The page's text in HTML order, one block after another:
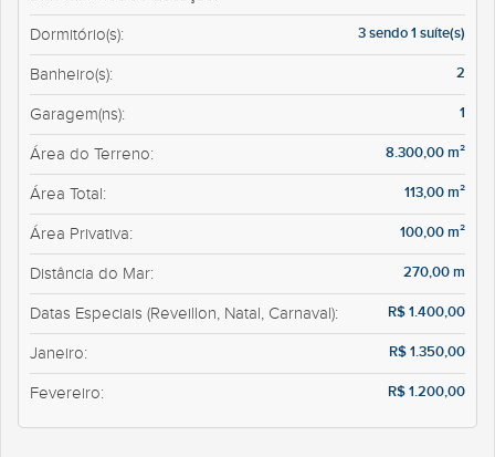
Dormitório(s): 3 sendo 1 suíte(s)
Banheiro(s): 2
Garagem(ns): 1
Área do Terreno: 8.300,00 m²
Área Total: 113,00 m²
Área Privativa: 100,00 m²
Distância do Mar: 270,00 m
Datas Especiais (Reveillon, Natal, Carnaval): R$ 1.400,00
Janeiro: R$ 1.350,00
Fevereiro: R$ 1.200,00